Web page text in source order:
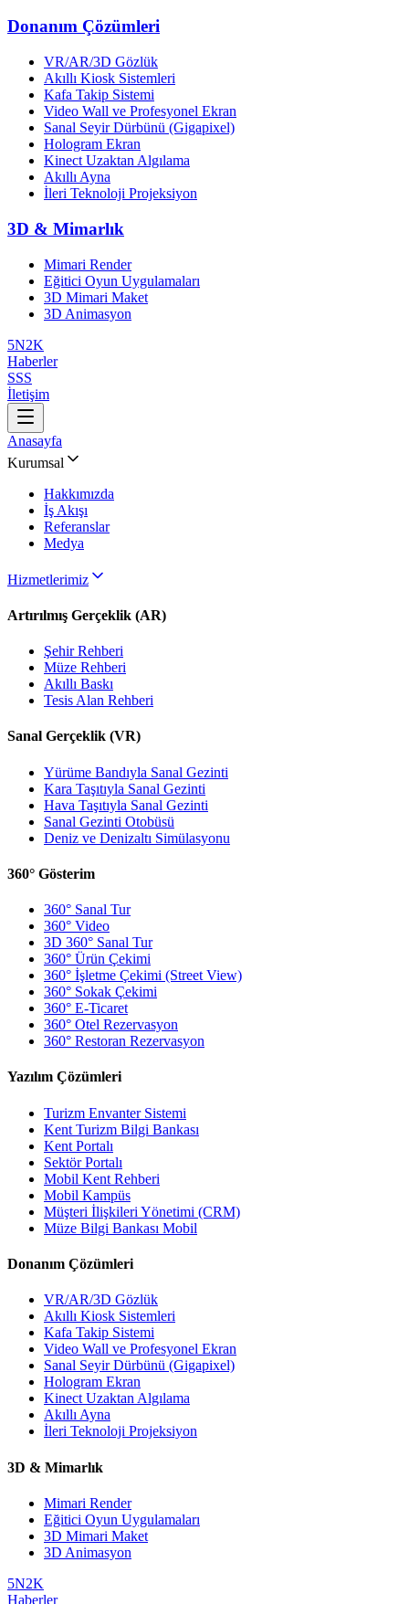
Donanım Çözümleri
VR/AR/3D Gözlük
Akıllı Kiosk Sistemleri
Kafa Takip Sistemi
Video Wall ve Profesyonel Ekran
Sanal Seyir Dürbünü (Gigapixel)
Hologram Ekran
Kinect Uzaktan Algılama
Akıllı Ayna
İleri Teknoloji Projeksiyon
3D & Mimarlık
Mimari Render
Eğitici Oyun Uygulamaları
3D Mimari Maket
3D Animasyon
5N2K
Haberler
SSS
İletişim
Anasayfa
Kurumsal
Hakkımızda
İş Akışı
Referanslar
Medya
Hizmetlerimiz
Artırılmış Gerçeklik (AR)
Şehir Rehberi
Müze Rehberi
Akıllı Baskı
Tesis Alan Rehberi
Sanal Gerçeklik (VR)
Yürüme Bandıyla Sanal Gezinti
Kara Taşıtıyla Sanal Gezinti
Hava Taşıtıyla Sanal Gezinti
Sanal Gezinti Otobüsü
Deniz ve Denizaltı Simülasyonu
360° Gösterim
360° Sanal Tur
360° Video
3D 360° Sanal Tur
360° Ürün Çekimi
360° İşletme Çekimi (Street View)
360° Sokak Çekimi
360° E-Ticaret
360° Otel Rezervasyon
360° Restoran Rezervasyon
Yazılım Çözümleri
Turizm Envanter Sistemi
Kent Turizm Bilgi Bankası
Kent Portalı
Sektör Portalı
Mobil Kent Rehberi
Mobil Kampüs
Müşteri İlişkileri Yönetimi (CRM)
Müze Bilgi Bankası Mobil
Donanım Çözümleri
VR/AR/3D Gözlük
Akıllı Kiosk Sistemleri
Kafa Takip Sistemi
Video Wall ve Profesyonel Ekran
Sanal Seyir Dürbünü (Gigapixel)
Hologram Ekran
Kinect Uzaktan Algılama
Akıllı Ayna
İleri Teknoloji Projeksiyon
3D & Mimarlık
Mimari Render
Eğitici Oyun Uygulamaları
3D Mimari Maket
3D Animasyon
5N2K
Haberler